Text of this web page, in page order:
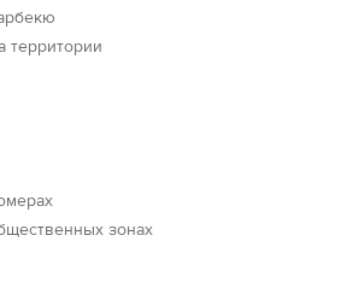
территории
зонах